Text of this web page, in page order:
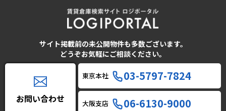
サイト掲載前の未公開物件も多数ございます。
どうぞお気軽にご相談ください。
お問い合わせ
東京本社 03-5797-7824
大阪支店 06-6130-9000